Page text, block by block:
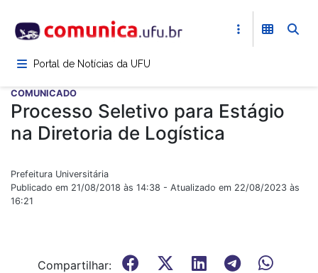
para
conteúdoPortal de Notícias da UFU
COMUNICADO
Processo Seletivo para Estágio
na Diretoria de Logística
Prefeitura Universitária
Publicado em 21/08/2018 às 14:38 - Atualizado em 22/08/2023 às
16:21
Compartilhar: